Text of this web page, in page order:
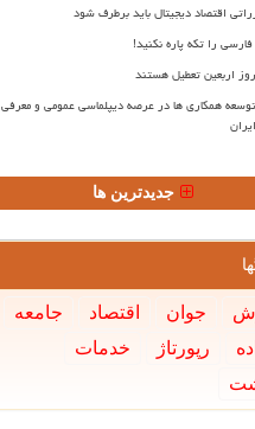
اقتصاد دیجیتال باید برطرف شود
فارسی را تکه پاره نکنید!
اربعین تعطیل هستند
توسعه همکاری ها در عرصه دیپلماسی عمومی و معرفی
جدیدترین ها
جوان اقتصاد
جامعه
رپورتاژ
خدمات